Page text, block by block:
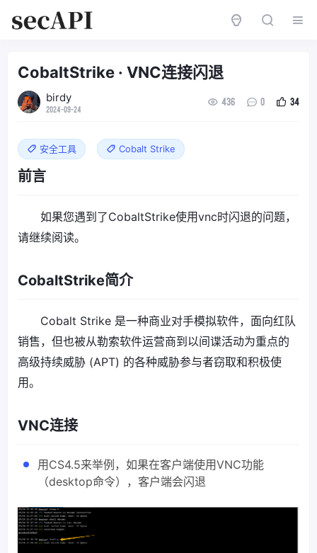
CobaltStrike · VNC连接闪退
birdy
2024-09-24
436 0 34
安全工具 Cobalt Strike
前言
如果您遇到了CobaltStrike使用vnc时闪退的问题，
请继续阅读。
CobaltStrike简介
Cobalt Strike 是一种商业对手模拟软件，面向红队
销售，但也被从勒索软件运营商到以间谍活动为重点的
高级持续威胁 (APT) 的各种威胁参与者窃取和积极使
用。
VNC连接
用CS4.5来举例，如果在客户端使用VNC功能
（desktop命令），客户端会闪退